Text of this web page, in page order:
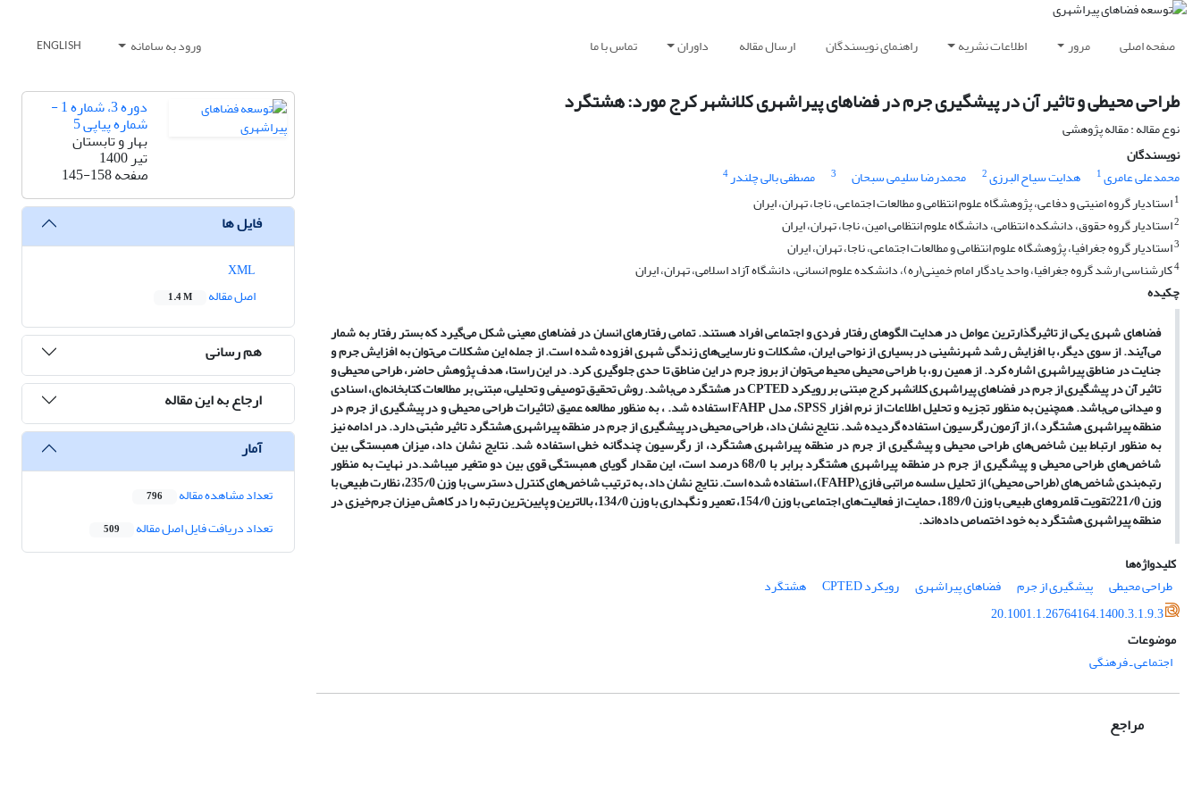
صفحه اصلی مرور اطلاعات نشریه راهنمای نویسندگان ارسال مقاله داوران تماس با ما ورود به سامانه ENGLISH
طراحی محیطی و تاثیر آن در پیشگیری جرم در فضاهای پیراشهری کلانشهر کرج مورد: هشتگرد
نوع مقاله : مقاله پژوهشی
نویسندگان
محمدعلی عامری1 هدایت سیاح البرزی2 محمدرضا سلیمی سبحان 3 مصطفی بالی چلندر4
1استادیار گروه امنیتی و دفاعی، پژوهشگاه علوم انتظامی و مطالعات اجتماعی، ناجا، تهران، ایران
2استادیار گروه حقوق، دانشکده انتظامی، دانشگاه علوم انتظامی امین، ناجا، تهران، ایران
3استادیار گروه جغرافیا، پژوهشگاه علوم انتظامی و مطالعات اجتماعی، ناجا، تهران، ایران
4کارشناسی ارشد گروه جغرافیا، واحد یادگار امام خمینی(ره)، دانشکده علوم انسانی، دانشگاه آزاد اسلامی، تهران، ایران
چکیده
فضا‌های شهری یکی از تاثیرگذارترین عوامل در هدایت الگو‌های رفتار فردی و اجتماعی افراد هستند. تمامی رفتار‌های انسان در فضا‌های معینی شکل می‌گیرد که بستر رفتار به شمار
می‌آیند. از سوی دیگر، با افزایش رشد شهرنشینی در بسیاری از نواحی ایران، مشکلات و نارسایی‌های زندگی شهری افزوده شده است. از جمله این مشکلات می‌توان به افزایش جرم و
جنایت در مناطق پیراشهری اشاره کرد. از همین رو، با طراحی محیطی محیط می‌توان از بروز جرم در این مناطق تا حدی جلوگیری کرد. در این راستا، هدف پژوهش حاضر، طراحی محیطی و
تاثیر آن در پیشگیری از جرم در فضا‌های پیراشهری کلانشهر کرج مبتنی بر رویکرد CPTED در هشتگرد می‌باشد. روش تحقیق توصیفی و تحلیلی، مبتنی بر مطالعات کتابخانه‌ای، اسنادی
و میدانی می‌باشد. همچنین به منظور تجزیه و تحلیل اطلاعات از نرم افزار SPSS، مدل FAHP استفاده شد. ، به منظور مطالعه عمیق (تاثیرات طراحی محیطی و در پیشگیری از جرم در
منطقه پیراشهری هشتگرد)، از آزمون‌ رگرسیون استفاده گردیده شد. نتایج نشان داد، طراحی محیطی در پیشگیری از جرم در منطقه پیراشهری هشتگرد تاثیر مثبتی دارد. در ادامه نیز
به منظور ارتباط بین شاخص‌های طراحی محیطی و پیشگیری از جرم در منطقه پیراشهری هشتگرد، از رگرسیون چندگانه خطی استفاده شد. نتایج نشان داد، میزان همبستگی بین
شاخص‌های طراحی محیطی و پیشگیری از جرم در منطقه پیراشهری هشتگرد برابر با 68/0 درصد است، این مقدار گویای همبستگی قوی بین دو متغیر میباشد.در نهایت به منظور
رتبه‌بندی شاخص‌های (طراحی محیطی) از تحلیل سلسه مراتبی فازی(FAHP)، استفاده شده است. نتایج نشان داد، به ترتیب شاخص‌های کنترل دسترسی با وزن 235/0، نظارت طبیعی با
وزن 221/0تقویت قلمرو‌های طبیعی با وزن 189/0، حمایت از فعالیت‌های اجتماعی با وزن 154/0، تعمیر و نگهداری با وزن 134/0، بالاترین و پایین‌ترین رتبه را در کاهش میزان جرم‌خیزی در
منطقه پیراشهری هشتگرد به خود اختصاص داده‌اند.
کلیدواژه‌ها
طراحی محیطی
پیشگیری از جرم فضاهای پیراشهری رویکرد CPTED
هشتگرد
20.1001.1.26764164.1400.3.1.9.3
موضوعات
اجتماعی ـ فرهنگی
مراجع
دوره 3، شماره 1 -
شماره پیاپی 5
بهار و تابستان
تیر 1400
صفحه145-158
فایل ها
اصل مقاله
1.4 M
هم رسانی
ارجاع به این مقاله
آمار
تعداد مشاهده مقاله 796
تعداد دریافت فایل اصل مقاله 509